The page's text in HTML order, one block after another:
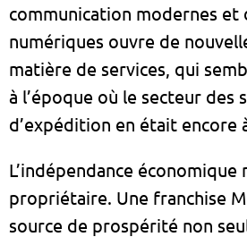
communication modernes et
numériques ouvre de
matière de services, qui
à l’époque où le secteur des
d’expédition en était encore
L’indépendance économique
propriétaire. Une franchise
source de prospérité non